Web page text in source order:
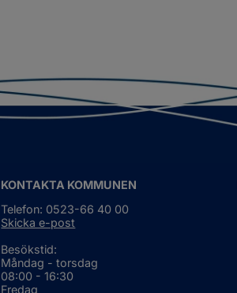
KONTAKTA KOMMUNEN
Telefon: 0523-66 40 00
Skicka e-post
Besökstid:
Måndag - torsdag
08:00 - 16:30
Fredag